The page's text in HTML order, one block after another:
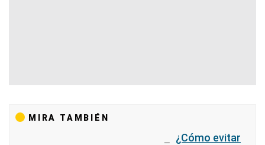
MIRA TAMBIÉN
¿Cómo evitar